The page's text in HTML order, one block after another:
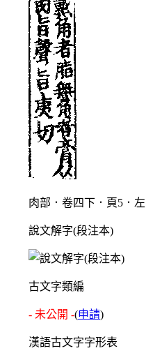
肉部．卷四下．頁5．左
說文解字(段注本)
古文字類編
- 未公開 -(申請)
漢語古文字字形表